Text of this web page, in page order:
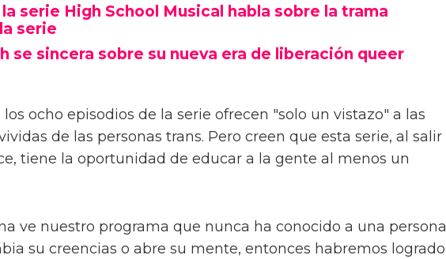
serie High School Musical habla sobre la trama
serie
se sincera sobre su nueva era de liberación queer
ocho episodios de la serie ofrecen "solo un vistazo" a las
de las personas trans. Pero creen que esta serie, al salir
tiene la oportunidad de educar a la gente al menos un
ve nuestro programa que nunca ha conocido a una persona
su creencias o abre su mente, entonces habremos logrado